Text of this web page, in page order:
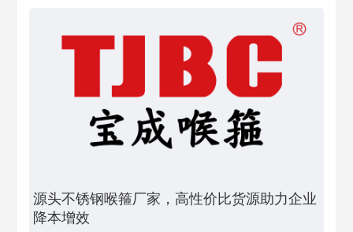
源头不锈钢喉箍厂家，高性价比货源助力企业
降本增效